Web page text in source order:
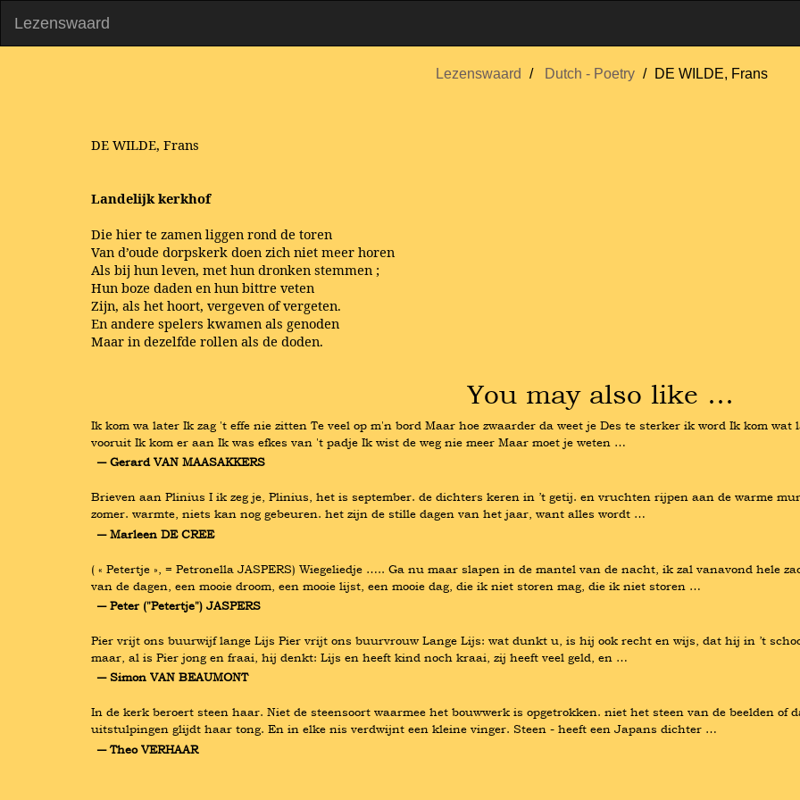
Lezenswaard
Lezenswaard Dutch - Poetry DE WILDE, Frans
DE WILDE, Frans
Landelijk kerkhof
Die hier te zamen liggen rond de toren
Van d’oude dorpskerk doen zich niet meer horen
Als bij hun leven, met hun dronken stemmen ;
Hun boze daden en hun bittre veten
Zijn, als het hoort, vergeven of vergeten.
En andere spelers kwamen als genoden
Maar in dezelfde rollen als de doden.
You may also like …
Ik kom wa later Ik zag 't effe nie zitten Te veel op m'n bord Maar hoe zwaarder da weet je Des te sterker ik word Ik kom
vooruit Ik kom er aan Ik was efkes van 't padje Ik wist de weg nie meer Maar moet je weten …
― Gerard VAN MAASAKKERS
Brieven aan Plinius I ik zeg je, Plinius, het is september. de dichters keren in ’t getij. en vruchten rijpen aan de warme
zomer. warmte, niets kan nog gebeuren. het zijn de stille dagen van het jaar, want alles wordt …
― Marleen DE CREE
( « Petertje », = Petronella JASPERS) Wiegeliedje ….. Ga nu maar slapen in de mantel van de nacht, ik zal vanavond hele
van de dagen, een mooie droom, een mooie lijst, een mooie dag, die ik niet storen mag, die ik niet storen …
― Peter ("Petertje") JASPERS
Pier vrijt ons buurwijf lange Lijs Pier vrijt ons buurvrouw Lange Lijs: wat dunkt u, is hij ook recht en wijs, dat hij in ’t
maar, al is Pier jong en fraai, hij denkt: Lijs en heeft kind noch kraai, zij heeft veel geld, en …
― Simon VAN BEAUMONT
In de kerk beroert steen haar. Niet de steensoort waarmee het bouwwerk is opgetrokken. niet het steen van de beelden of
uitstulpingen glijdt haar tong. En in elke nis verdwijnt een kleine vinger. Steen - heeft een Japans dichter …
― Theo VERHAAR